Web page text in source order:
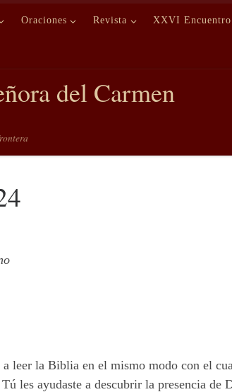
Oraciones Revista XXVI
del Carmen
leer la Biblia en el mismo modo con el
les ayudaste a descubrir la presencia de